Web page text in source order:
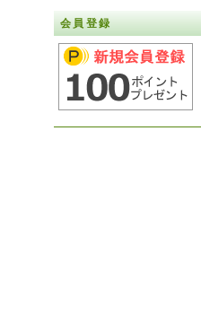
会員登録